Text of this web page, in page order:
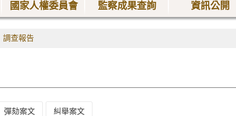
國家人權委員會 監察成果查詢 資訊公開
調查報告
彈劾案文 糾舉案文